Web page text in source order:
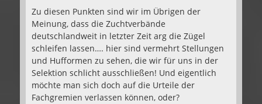
Zu diesen Punkten sind wir im Übrigen der
Meinung, dass die Zuchtverbände
deutschlandweit in letzter Zeit arg die Zügel
schleifen lassen…. hier sind vermehrt Stellungen
und Hufformen zu sehen, die wir für uns in der
Selektion schlicht ausschließen! Und eigentlich
möchte man sich doch auf die Urteile der
Fachgremien verlassen können, oder?